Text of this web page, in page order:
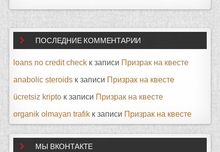
ПОСЛЕДНИЕ КОММЕНТАРИИ
loans no credit check к записи Призрак на квесте
anabolic steroids к записи Призрак на квесте
ücretsiz kripto к записи Призрак на квесте
organik olmayan trafik к записи Призрак на квесте
МЫ ВКОНТАКТЕ